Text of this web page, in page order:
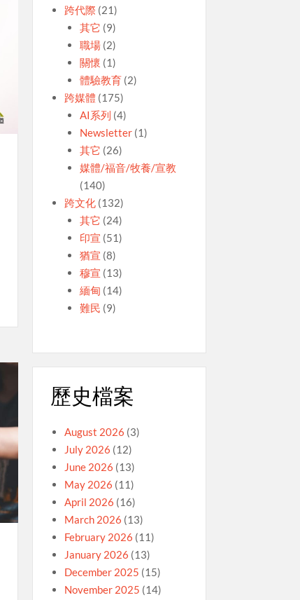
跨代際(21)
其它 (9)
職場 (2)
關懷 (1)
體驗教育 (2)
跨媒體 (175)
AI系列 (4)
Newsletter (1)
其它 (26)
媒體/福音/牧養/宣教
(140)
跨文化 (132)
其它 (24)
印宣 (51)
猶宣 (8)
穆宣 (13)
緬甸 (14)
難民 (9)
歷史檔案
August 2026 (3)
July 2026 (12)
June 2026 (13)
May 2026 (11)
April 2026 (16)
March 2026 (13)
February 2026 (11)
January 2026 (13)
December 2025 (15)
November 2025 (14)